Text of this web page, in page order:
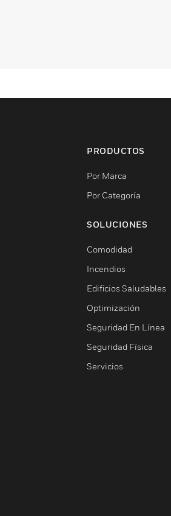
PRODUCTOS
Por Marca
Por Categoría
SOLUCIONES
Comodidad
Incendios
Edificios Saludables
Optimización
Seguridad En Línea
Seguridad Física
Servicios